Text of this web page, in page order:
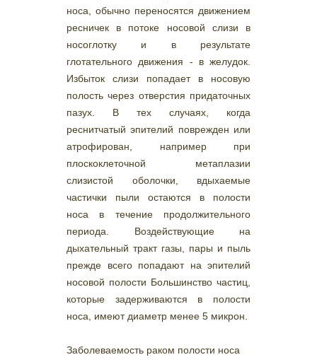
носа, обычно переносятся движением
ресничек в потоке носовой слизи в
носоглотку и в результате
глотательного движения - в желудок.
Избыток слизи попадает в носовую
полость через отверстия придаточных
пазух. В тех случаях, когда
реснитчатый эпителий поврежден или
атрофирован, например при
плоскоклеточной метаплазии
слизистой оболочки, вдыхаемые
частички пыли остаются в полости
носа в течение продолжительного
периода. Воздействующие на
дыхательный тракт газы, пары и пыль
прежде всего попадают на эпителий
носовой полости Большинство частиц,
которые задерживаются в полости
носа, имеют диаметр менее 5 микрон.
Заболеваемость раком полости носа